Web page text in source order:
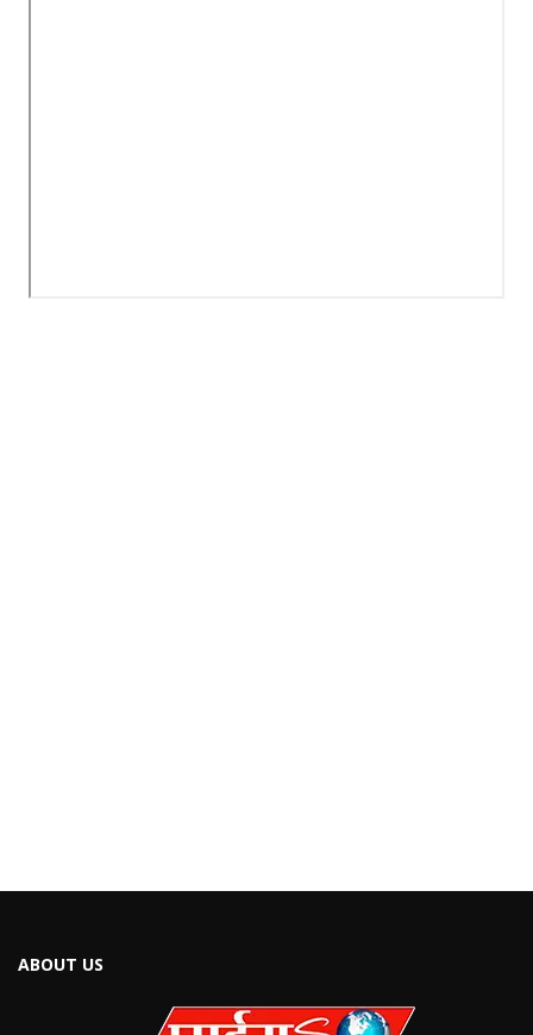
ABOUT US